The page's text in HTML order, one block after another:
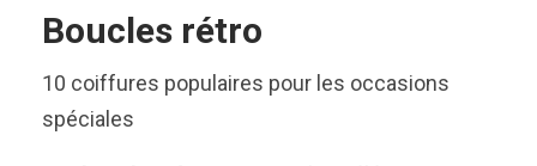
Boucles rétro
10 coiffures populaires pour les occasions
spéciales